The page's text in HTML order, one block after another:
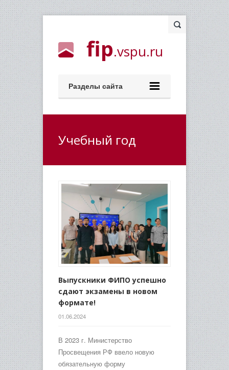
fip.vspu.ru
Разделы сайта
Учебный год
Выпускники ФИПО успешно
сдают экзамены в новом
формате!
01.06.2024
В 2023 г. Министерство
Просвещения РФ ввело новую
обязательную форму